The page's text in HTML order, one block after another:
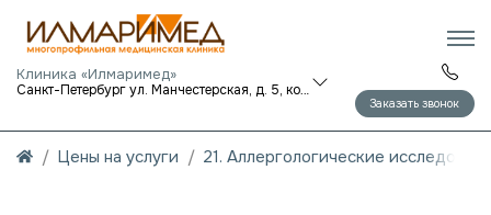
Клиника «Илмаримед»
Санкт-Петербург ул. Манчестерская, д. 5, корп. 1
Заказать звонок
Цены на услуги 21. Аллергологические